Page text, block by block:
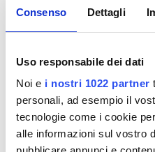
Consenso Dettagli
Uso responsabile dei dati
Noi e i nostri 1022 partner
personali, ad esempio il
tecnologie come i cookie
alle informazioni sul vostro
poteri espropriativi al
integrato, nell'ambito
espropriativo. Si rimanda
Toscanaper tutte le
procedimenti in essere.
Procedimenti ad
In merito ai